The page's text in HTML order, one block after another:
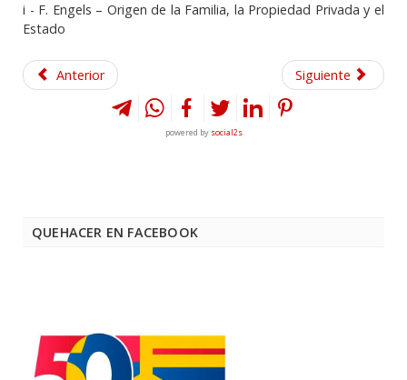
i - F. Engels – Origen de la Familia, la Propiedad Privada y el
Estado
Anterior Siguiente
powered by social2s
QUEHACER EN FACEBOOK